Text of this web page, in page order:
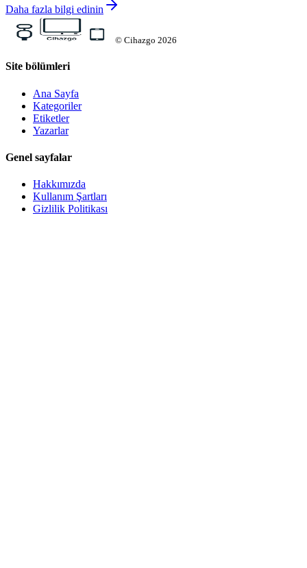
Daha fazla bilgi edinin
© Cihazgo 2026
Site bölümleri
Ana Sayfa
Kategoriler
Etiketler
Yazarlar
Genel sayfalar
Hakkımızda
Kullanım Şartları
Gizlilik Politikası